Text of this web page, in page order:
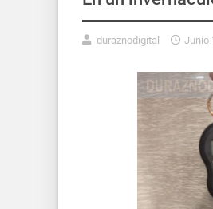
duraznodigital Junio